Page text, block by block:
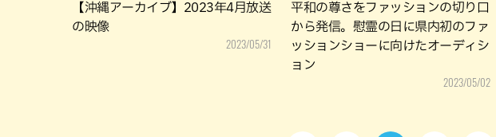
【沖縄アーカイブ】2023年4月放送
の映像
2023/05/31
平和の尊さをファッションの切り口
から発信。慰霊の日に県内初のファ
ッションショーに向けたオーディシ
ョン
2023/05/02